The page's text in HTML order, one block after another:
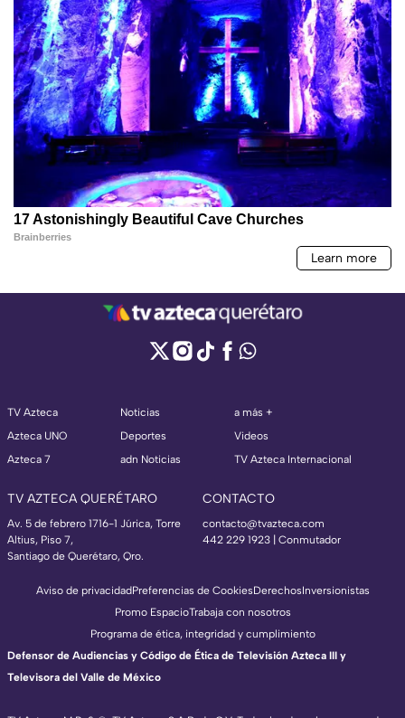
TV Azteca
Azteca UNO
Azteca 7
Noticias
Deportes
adn Noticias
a más +
Videos
TV Azteca Internacional
TV AZTECA QUERÉTARO
Av. 5 de febrero 1716-1 Júrica, Torre
Altius, Piso 7,
Santiago de Querétaro, Qro.
CONTACTO
contacto@tvazteca.com
442 229 1923 | Conmutador
Aviso de privacidadPreferencias de CookiesDerechosInversionistas
Promo EspacioTrabaja con nosotros
Programa de ética, integridad y cumplimiento
Defensor de Audiencias y Código de Ética de Televisión Azteca III y
Televisora del Valle de México